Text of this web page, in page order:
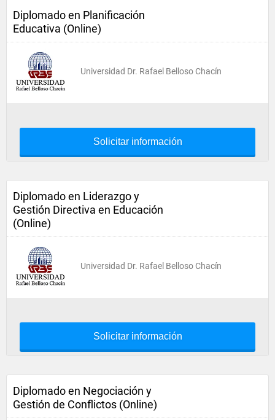
Diplomado en Planificación
Educativa (Online)
Universidad Dr. Rafael Belloso Chacín
Solicitar información
Diplomado en Liderazgo y
Gestión Directiva en Educación
(Online)
Universidad Dr. Rafael Belloso Chacín
Solicitar información
Diplomado en Negociación y
Gestión de Conflictos (Online)